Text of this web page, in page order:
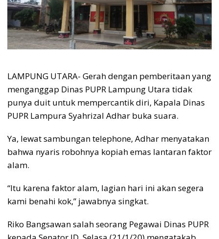
LAMPUNG UTARA- Gerah dengan pemberitaan yang
menganggap Dinas PUPR Lampung Utara tidak
punya duit untuk mempercantik diri, Kapala Dinas
PUPR Lampura Syahrizal Adhar buka suara.
Ya, lewat sambungan telephone, Adhar menyatakan
bahwa nyaris robohnya kopiah emas lantaran faktor
alam.
“Itu karena faktor alam, lagian hari ini akan segera
kami benahi kok,” jawabnya singkat.
Riko Bangsawan salah seorang Pegawai Dinas PUPR